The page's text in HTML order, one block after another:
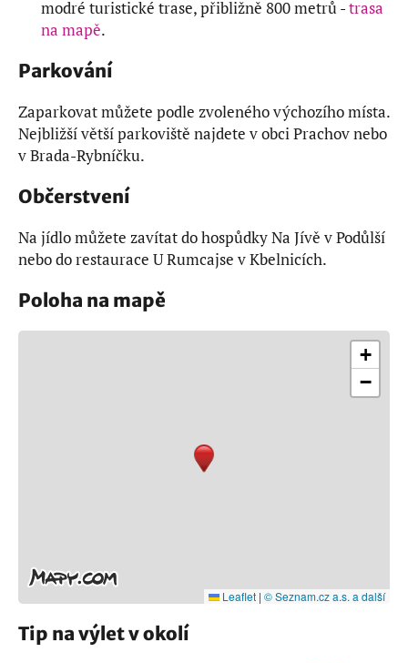
modré turistické trase, přibližně 800 metrů -trasa
na mapě.
Parkování
Zaparkovat můžete podle zvoleného výchozího místa.
Nejbližší větší parkoviště najdete v obci Prachov nebo
v Brada-Rybníčku.
Občerstvení
Na jídlo můžete zavítat do hospůdky Na Jívě v Podůlší
nebo do restaurace U Rumcajse v Kbelnicích.
Poloha na mapě
+
−
Leaflet | © Seznam.cz a.s. a další
Tip na výlet v okolí